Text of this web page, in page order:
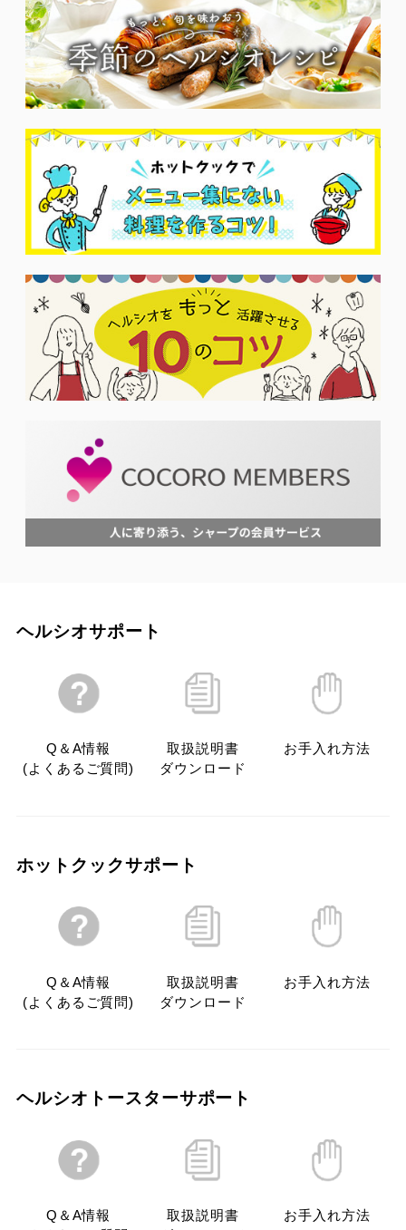
ヘルシオサポート
Q＆A情報
(よくあるご質問)
取扱説明書
ダウンロード
お手入れ方法
ホットクックサポート
Q＆A情報
(よくあるご質問)
取扱説明書
ダウンロード
お手入れ方法
ヘルシオトースターサポート
Q＆A情報
取扱説明書
お手入れ方法